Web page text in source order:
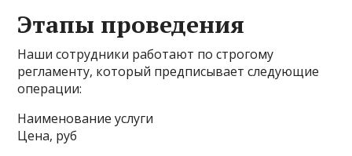
Этапы проведения
Наши сотрудники работают по строгому
регламенту, который предписывает следующие
операции:
Наименование услуги
Цена, руб